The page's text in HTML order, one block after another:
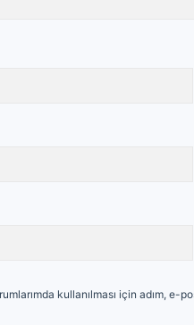
kullanılması için adım, e-